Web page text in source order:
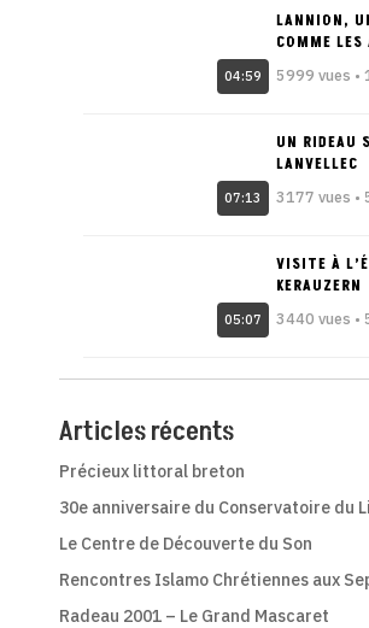
04:59
LANNION,
COMME LES
5999 vues
07:13
UN RIDEAU
LANVELLEC
3177 vues •
05:07
VISITE À
KERAUZERN
3440 vues •
Articles récents
Précieux littoral breton
30e anniversaire du Conservatoire du
Le Centre de Découverte du Son
Rencontres Islamo Chrétiennes aux
Radeau 2001 – Le Grand Mascaret